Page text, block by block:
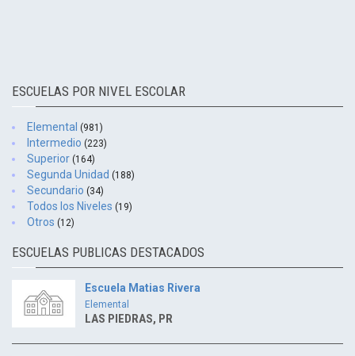
ESCUELAS POR NIVEL ESCOLAR
Elemental (981)
Intermedio (223)
Superior (164)
Segunda Unidad (188)
Secundario (34)
Todos los Niveles (19)
Otros (12)
ESCUELAS PUBLICAS DESTACADOS
Escuela Matias Rivera
Elemental
LAS PIEDRAS, PR